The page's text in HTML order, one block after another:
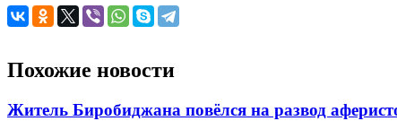
Похожие новости
Житель Биробиджана повёлся на развод